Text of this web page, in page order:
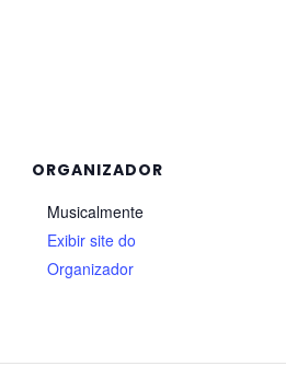
ORGANIZADOR
Musicalmente
Exibir site do
Organizador